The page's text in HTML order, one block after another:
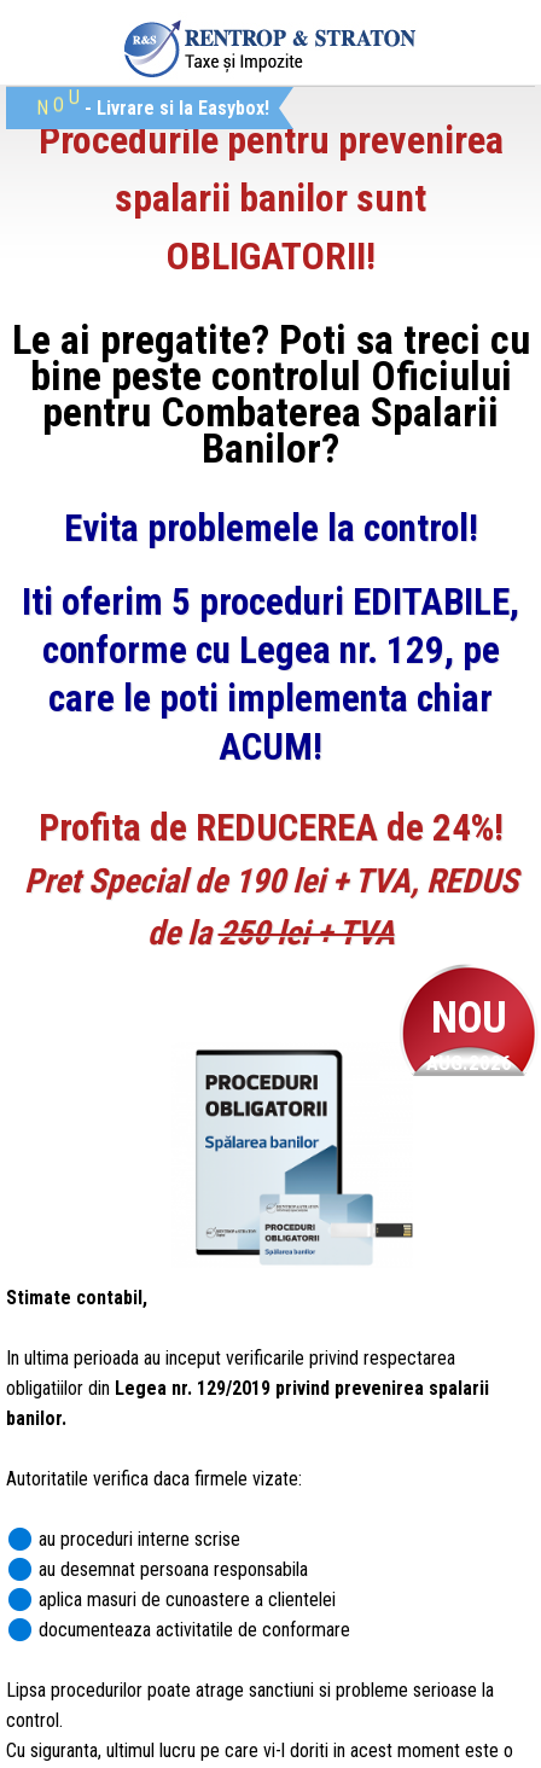
N O U - Livrare si la Easybox!
Procedurile pentru prevenirea
spalarii banilor sunt
OBLIGATORII!
Le ai pregatite? Poti sa treci cu
bine peste controlul Oficiului
pentru Combaterea Spalarii
Banilor?
Evita problemele la control!
Iti oferim 5 proceduri EDITABILE,
conforme cu Legea nr. 129, pe
care le poti implementa chiar
ACUM!
Profita de REDUCEREA de 24%!
Pret Special de 190 lei + TVA, REDUS
de la250 lei + TVA
NOU
AUG.2026
Stimate contabil,
In ultima perioada au inceput verificarile privind respectarea
obligatiilor din Legea nr. 129/2019 privind prevenirea spalarii
banilor.
Autoritatile verifica daca firmele vizate:
circle au proceduri interne scrise
circle au desemnat persoana responsabila
circle aplica masuri de cunoastere a clientelei
circle documenteaza activitatile de conformare
Lipsa procedurilor poate atrage sanctiuni si probleme serioase la
control.
Cu siguranta, ultimul lucru pe care vi-l doriti in acest moment este o